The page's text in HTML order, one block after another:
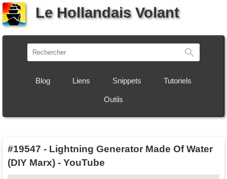
Le Hollandais Volant
Blog Liens Snippets Tutoriels
Outils
#19547 - Lightning Generator Made Of Water
(DIY Marx) - YouTube